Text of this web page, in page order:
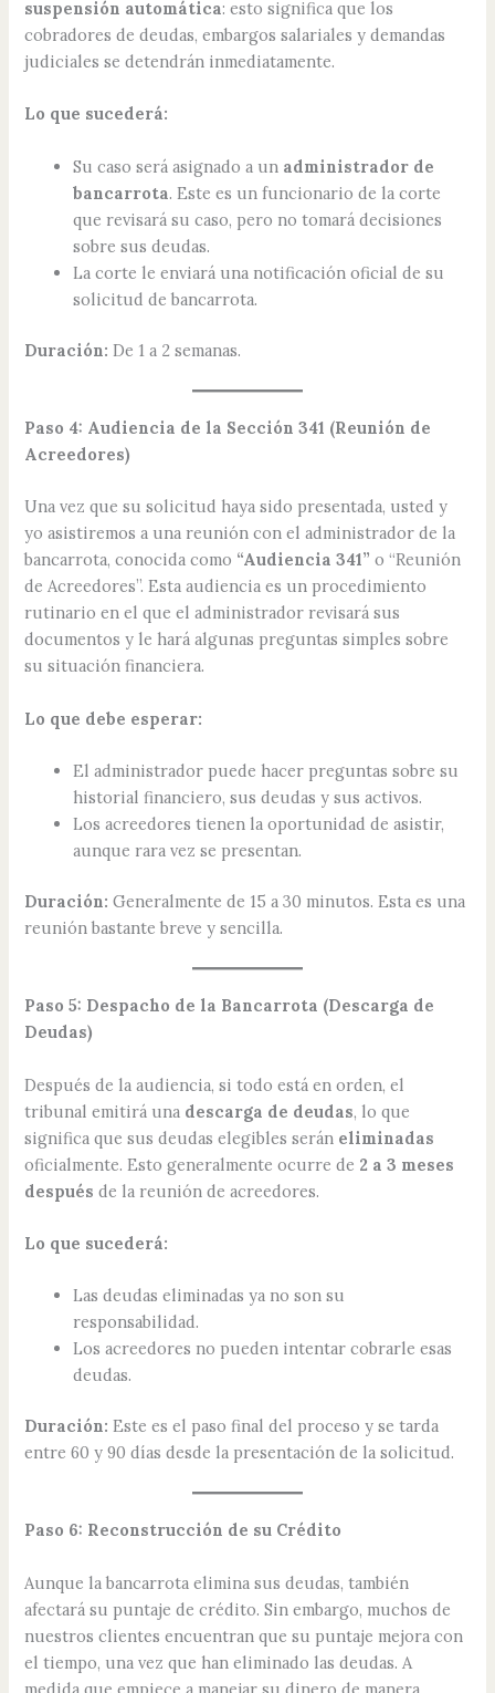
suspensión automática: esto significa que los
cobradores de deudas, embargos salariales y demandas
judiciales se detendrán inmediatamente.
Lo que sucederá:
Su caso será asignado a un administrador de
bancarrota. Este es un funcionario de la corte
que revisará su caso, pero no tomará decisiones
sobre sus deudas.
La corte le enviará una notificación oficial de su
solicitud de bancarrota.
Duración: De 1 a 2 semanas.
Paso 4: Audiencia de la Sección 341 (Reunión de
Acreedores)
Una vez que su solicitud haya sido presentada, usted y
yo asistiremos a una reunión con el administrador de la
bancarrota, conocida como “Audiencia 341” o “Reunión
de Acreedores”. Esta audiencia es un procedimiento
rutinario en el que el administrador revisará sus
documentos y le hará algunas preguntas simples sobre
su situación financiera.
Lo que debe esperar:
El administrador puede hacer preguntas sobre su
historial financiero, sus deudas y sus activos.
Los acreedores tienen la oportunidad de asistir,
aunque rara vez se presentan.
Duración: Generalmente de 15 a 30 minutos. Esta es una
reunión bastante breve y sencilla.
Paso 5: Despacho de la Bancarrota (Descarga de
Deudas)
Después de la audiencia, si todo está en orden, el
tribunal emitirá una descarga de deudas, lo que
significa que sus deudas elegibles serán eliminadas
oficialmente. Esto generalmente ocurre de 2 a 3 meses
después de la reunión de acreedores.
Lo que sucederá:
Las deudas eliminadas ya no son su
responsabilidad.
Los acreedores no pueden intentar cobrarle esas
deudas.
Duración: Este es el paso final del proceso y se tarda
entre 60 y 90 días desde la presentación de la solicitud.
Paso 6: Reconstrucción de su Crédito
Aunque la bancarrota elimina sus deudas, también
afectará su puntaje de crédito. Sin embargo, muchos de
nuestros clientes encuentran que su puntaje mejora con
el tiempo, una vez que han eliminado las deudas. A